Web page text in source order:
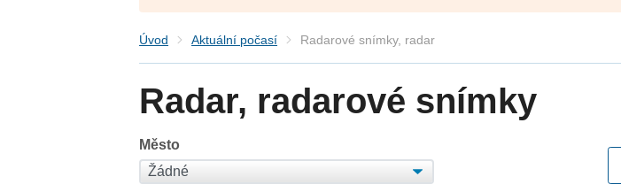
Úvod Aktuální počasí Radarové snímky, radar
Radar, radarové snímky
Město